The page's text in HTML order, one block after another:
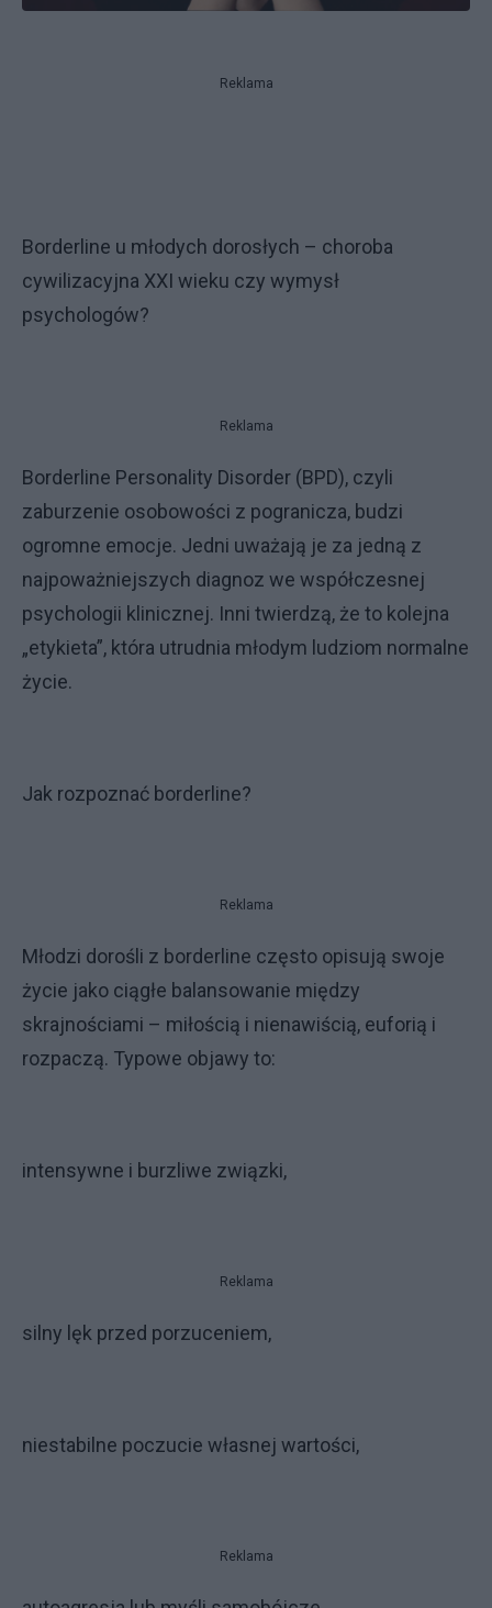
Reklama
Borderline u młodych dorosłych – choroba
cywilizacyjna XXI wieku czy wymysł
psychologów?
Reklama
Borderline Personality Disorder (BPD), czyli
zaburzenie osobowości z pogranicza, budzi
ogromne emocje. Jedni uważają je za jedną z
najpoważniejszych diagnoz we współczesnej
psychologii klinicznej. Inni twierdzą, że to kolejna
„etykieta”, która utrudnia młodym ludziom normalne
życie.
Jak rozpoznać borderline?
Reklama
Młodzi dorośli z borderline często opisują swoje
życie jako ciągłe balansowanie między
skrajnościami – miłością i nienawiścią, euforią i
rozpaczą. Typowe objawy to:
intensywne i burzliwe związki,
Reklama
silny lęk przed porzuceniem,
niestabilne poczucie własnej wartości,
Reklama